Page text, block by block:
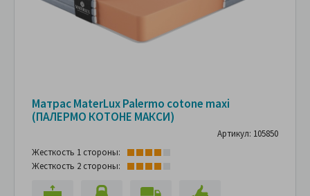
Матрас MaterLux Palermo cotone maxi
(ПАЛЕРМО КОТОНЕ МАКСИ)
Артикул: 105850
Жесткость 1 стороны:
Жесткость 2 стороны: